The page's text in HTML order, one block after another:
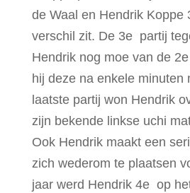
de Waal en Hendrik Koppe
verschil zit. De 3e partij
Hendrik nog moe van de
hij deze na enkele minuten
laatste partij won Hendrik
zijn bekende linkse uchi
Ook Hendrik maakt een
zich wederom te plaatsen
jaar werd Hendrik 4e op